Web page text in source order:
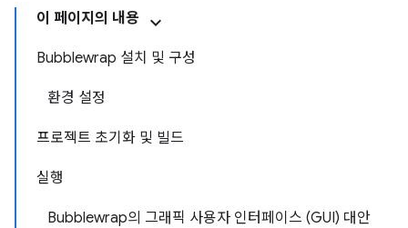
이 페이지의 내용
Bubblewrap 설치 및 구성
환경 설정
프로젝트 초기화 및 빌드
실행
Bubblewrap의 그래픽 사용자 인터페이스 (GUI) 대안